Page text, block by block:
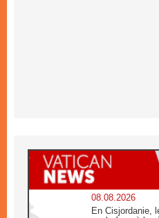
08.08.2026
En Cisjordanie,